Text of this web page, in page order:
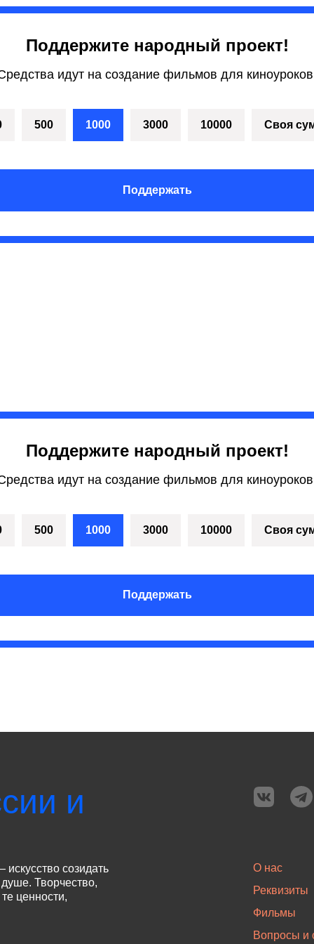
Поддержите народный проект!
идут на создание фильмов для
500 1000 3000 10000 Своя
Поддержать
Поддержите народный проект!
идут на создание фильмов для
500 1000 3000 10000 Своя
Поддержать
и
созидать
Творчество,
ценности,
О нас
Реквизиты
Фильмы
Вопросы и